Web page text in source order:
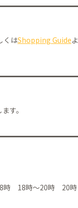
くはShopping Guideよ
す。
時 18時～20時 20時